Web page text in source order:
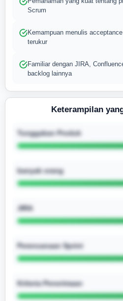
Scrum
Kemampuan menulis
terukur
Familiar dengan JIRA,
backlog lainnya
Keterampilan
Tunggakan Produk
banyak orang
JIRA
Perencanaan Sprint
Kriteria Penerimaan